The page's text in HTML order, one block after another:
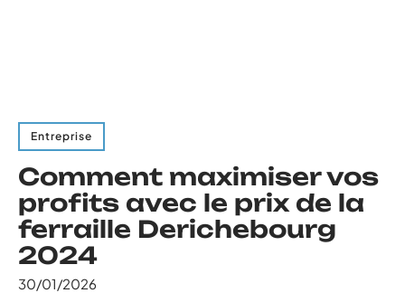
Entreprise
Comment maximiser vos
profits avec le prix de la
ferraille Derichebourg
2024
30/01/2026